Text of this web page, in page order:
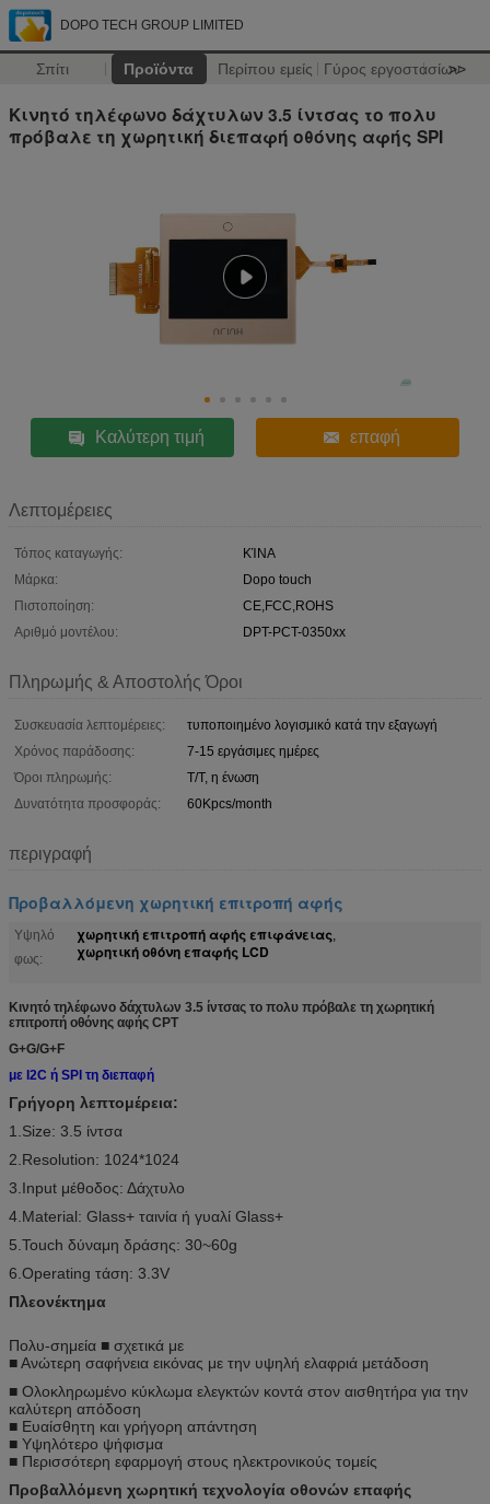
DOPO TECH GROUP LIMITED
Σπίτι Προϊόντα Περίπου εμείς Γύρος εργοστασίων
>>
Κινητό τηλέφωνο δάχτυλων 3.5 ίντσας το πολυ
πρόβαλε τη χωρητική διεπαφή οθόνης αφής SPI
Καλύτερη τιμή επαφή
Λεπτομέρειες
Τόπος καταγωγής:
ΚΊΝΑ
Μάρκα:
Dopo touch
Πιστοποίηση:
CE,FCC,ROHS
Αριθμό μοντέλου:
DPT-PCT-0350xx
Πληρωμής & Αποστολής Όροι
Συσκευασία λεπτομέρειες:
τυποποιημένο λογισμικό κατά την εξαγωγή
Χρόνος παράδοσης:
7-15 εργάσιμες ημέρες
Όροι πληρωμής:
T/T, η ένωση
Δυνατότητα προσφοράς:
60Kpcs/month
περιγραφή
Προβαλλόμενη χωρητική επιτροπή αφής
Υψηλό
φως:
χωρητική επιτροπή αφής επιφάνειας,
χωρητική οθόνη επαφής LCD
Κινητό τηλέφωνο δάχτυλων 3.5 ίντσας το πολυ πρόβαλε τη χωρητική
επιτροπή οθόνης αφής CPT
G+G/G+F
με I2C ή SPI τη διεπαφή
Γρήγορη λεπτομέρεια:
1.Size: 3.5 ίντσα
2.Resolution: 1024*1024
3.Input μέθοδος: Δάχτυλο
4.Material: Glass+ ταινία ή γυαλί Glass+
5.Touch δύναμη δράσης: 30~60g
6.Operating τάση: 3.3V
Πλεονέκτημα
Πολυ-σημεία ■ σχετικά με
■ Ανώτερη σαφήνεια εικόνας με την υψηλή ελαφριά μετάδοση
■ Ολοκληρωμένο κύκλωμα ελεγκτών κοντά στον αισθητήρα για την
καλύτερη απόδοση
■ Ευαίσθητη και γρήγορη απάντηση
■ Υψηλότερο ψήφισμα
■ Περισσότερη εφαρμογή στους ηλεκτρονικούς τομείς
Προβαλλόμενη χωρητική τεχνολογία οθονών επαφής